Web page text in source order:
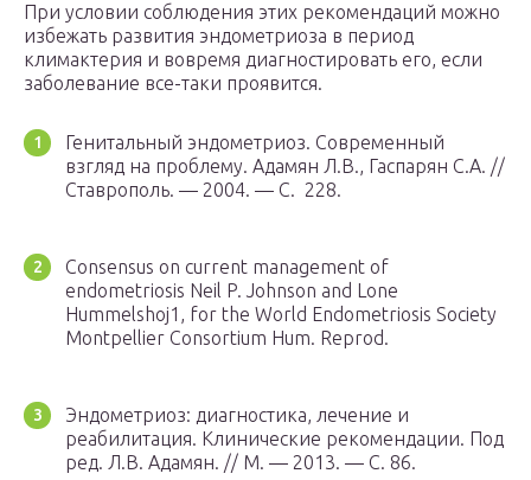
При условии соблюдения этих рекомендаций можно
избежать развития эндометриоза в период
климактерия и вовремя диагностировать его, если
заболевание все-таки проявится.
Генитальный эндометриоз. Современный
взгляд на проблему. Адамян Л.В., Гаспарян С.А. //
Ставрополь. — 2004. — С. 228.
Consensus on current management of
endometriosis Neil P. Johnson and Lone
Hummelshoj1, for the World Endometriosis Society
Montpellier Consortium Hum. Reprod.
Эндометриоз: диагностика, лечение и
реабилитация. Клинические рекомендации. Под
ред. Л.В. Адамян. // М. — 2013. — С. 86.